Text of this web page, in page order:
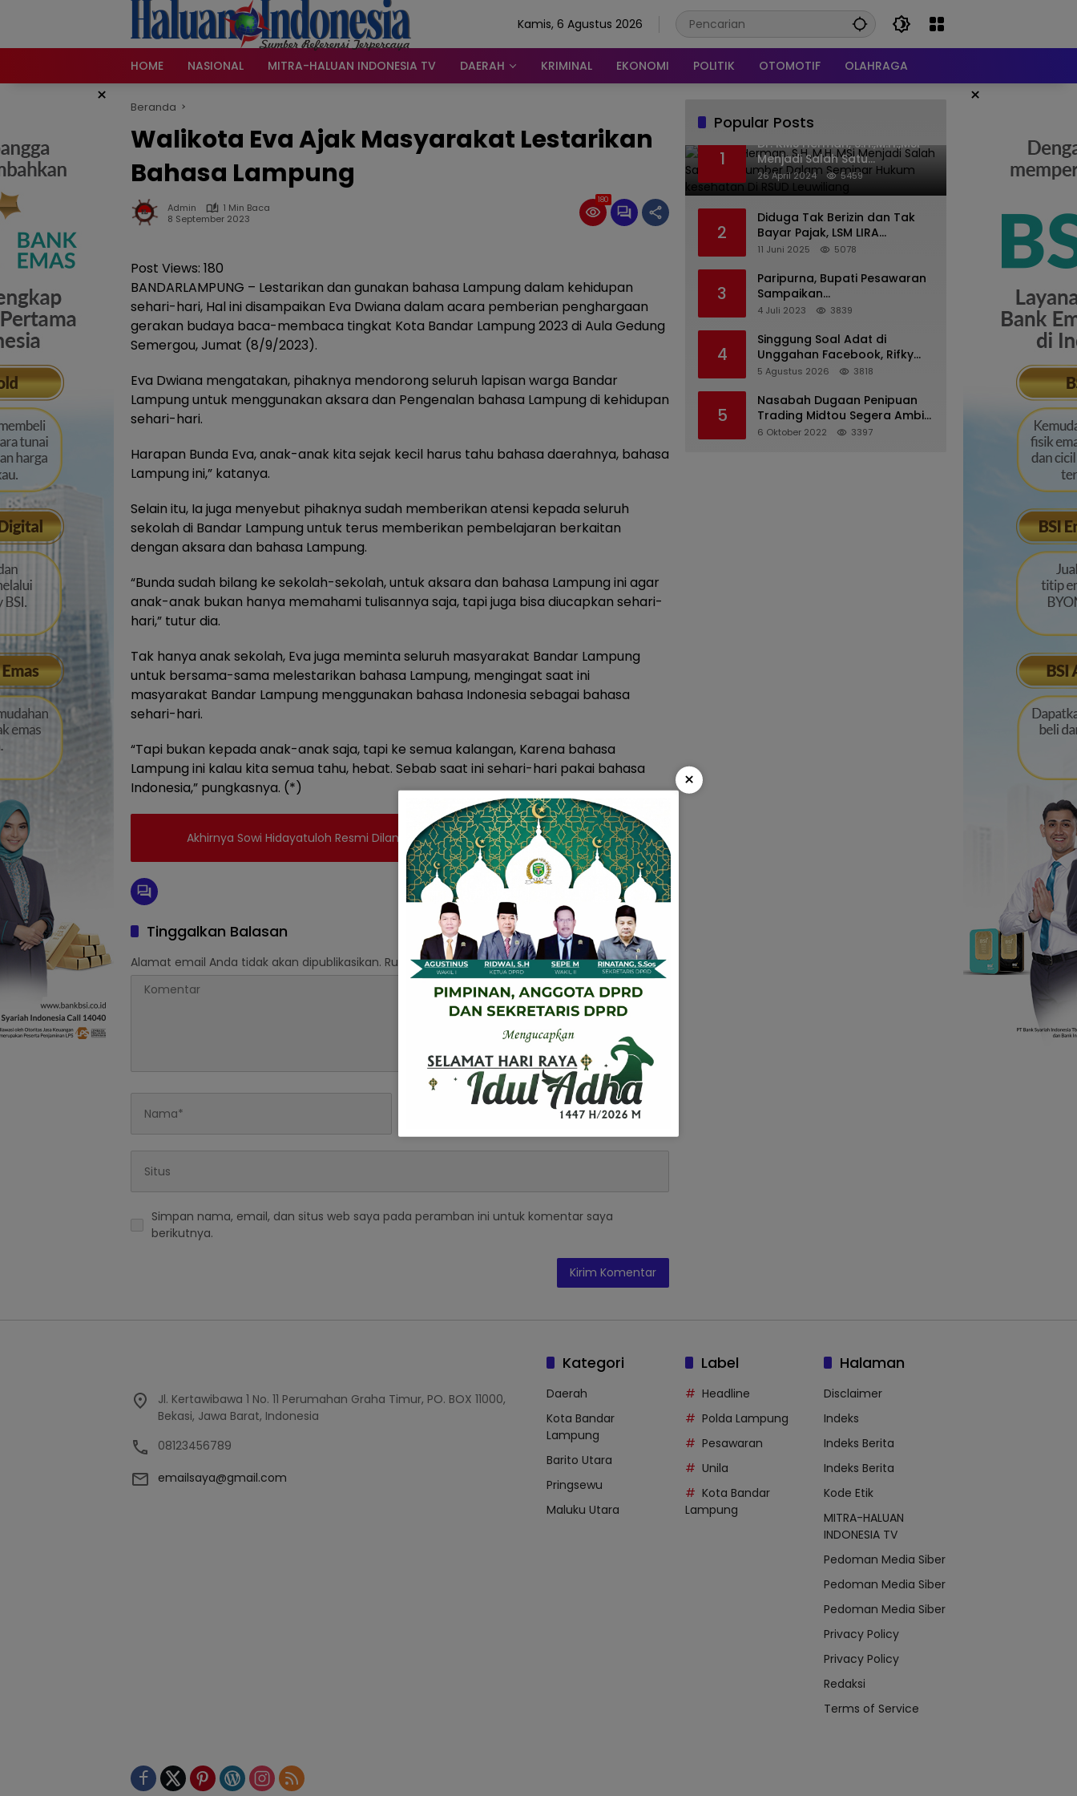
Kamis, 6 Agustus 2026
HOME NASIONAL MITRA-HALUAN INDONESIA TV DAERAH KRIMINAL EKONOMI POLITIK OTOMOTIF OLAHRAGA
× ×
Beranda
Walikota Eva Ajak Masyarakat Lestarikan
Bahasa Lampung
Admin
1 Min Baca
8 September 2023
180
Post Views: 180
BANDARLAMPUNG – Lestarikan dan gunakan bahasa Lampung dalam kehidupan
sehari-hari, Hal ini disampaikan Eva Dwiana dalam acara pemberian penghargaan
gerakan budaya baca-membaca tingkat Kota Bandar Lampung 2023 di Aula Gedung
Semergou, Jumat (8/9/2023).
Eva Dwiana mengatakan, pihaknya mendorong seluruh lapisan warga Bandar
Lampung untuk menggunakan aksara dan Pengenalan bahasa Lampung di kehidupan
sehari-hari.
Harapan Bunda Eva, anak-anak kita sejak kecil harus tahu bahasa daerahnya, bahasa
Lampung ini,” katanya.
Selain itu, Ia juga menyebut pihaknya sudah memberikan atensi kepada seluruh
sekolah di Bandar Lampung untuk terus memberikan pembelajaran berkaitan
dengan aksara dan bahasa Lampung.
“Bunda sudah bilang ke sekolah-sekolah, untuk aksara dan bahasa Lampung ini agar
anak-anak bukan hanya memahami tulisannya saja, tapi juga bisa diucapkan sehari-
hari,” tutur dia.
Tak hanya anak sekolah, Eva juga meminta seluruh masyarakat Bandar Lampung
untuk bersama-sama melestarikan bahasa Lampung, mengingat saat ini
masyarakat Bandar Lampung menggunakan bahasa Indonesia sebagai bahasa
sehari-hari.
“Tapi bukan kepada anak-anak saja, tapi ke semua kalangan, Karena bahasa
Lampung ini kalau kita semua tahu, hebat. Sebab saat ini sehari-hari pakai bahasa
Indonesia,” pungkasnya. (*)
Akhirnya Sowi Hidayatuloh Resmi Dilantik oleh Wali Kota Bekasi
Tinggalkan Balasan
Alamat email Anda tidak akan dipublikasikan. Ruas yang wajib ditandai*
Simpan nama, email, dan situs web saya pada peramban ini untuk komentar saya
berikutnya.
Popular Posts
1
Dr. KMS Herman, S.H.,M.H.,MSi
Menjadi Salah Satu
Narasumber Dalam Seminar
Hukum kesehatan Di RSUD
26 April 2024 5459
2
Diduga Tak Berizin dan Tak
Bayar Pajak, LSM LIRA
Laporkan Santerra de
Batu
11 Juni 2025 5078
3
Paripurna, Bupati Pesawaran
Sampaikan
Pertanggungjawaban
4 Juli 2023 3839
4
Singgung Soal Adat di
Unggahan Facebook, Rifky
Desriana Minta Maaf ke PDA
5 Agustus 2026 3818
5
Nasabah Dugaan Penipuan
Trading Midtou Segera Ambil
Langkah Hukum
6 Oktober 2022 3397
Jl. Kertawibawa 1 No. 11 Perumahan Graha Timur, PO. BOX 11000,
Bekasi, Jawa Barat, Indonesia
08123456789
emailsaya@gmail.com
Kategori
Daerah
Kota Bandar
Lampung
Barito Utara
Pringsewu
Maluku Utara
Label
Headline
Polda Lampung
Pesawaran
Unila
Kota Bandar
Lampung
Halaman
Disclaimer
Indeks
Indeks Berita
Indeks Berita
Kode Etik
MITRA-HALUAN
INDONESIA TV
Pedoman Media Siber
Pedoman Media Siber
Pedoman Media Siber
Privacy Policy
Privacy Policy
Redaksi
Terms of Service
×